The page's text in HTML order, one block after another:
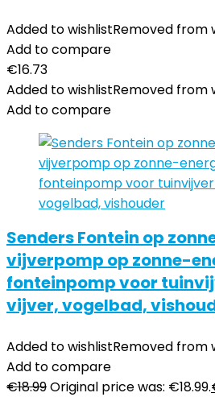
Added to wishlistRemoved from
Add to compare
€16.73
Added to wishlistRemoved from
Add to compare
Senders Fontein op
vijverpomp op zonne-
fonteinpomp voor
vijver, vogelbad,
Added to wishlistRemoved from
Add to compare
€18.99Original price was: €18.99.